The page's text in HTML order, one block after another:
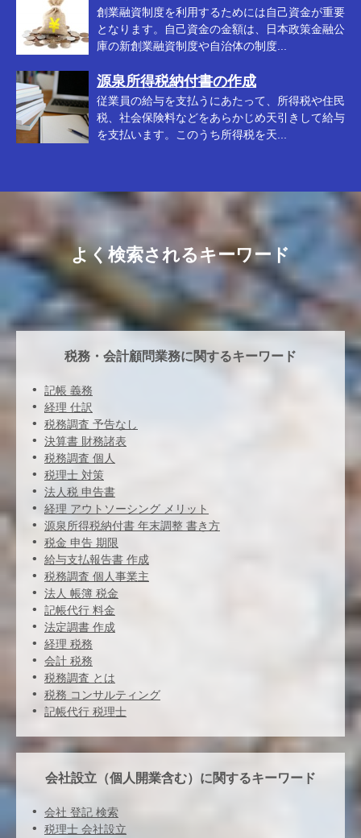
創業融資制度を利用するためには自己資金が重要
となります。自己資金の金額は、日本政策金融公
庫の新創業融資制度や自治体の制度...
源泉所得税納付書の作成
従業員の給与を支払うにあたって、所得税や住民
税、社会保険料などをあらかじめ天引きして給与
を支払います。このうち所得税を天...
よく検索されるキーワード
税務・会計顧問業務に関するキーワード
記帳 義務
経理 仕訳
税務調査 予告なし
決算書 財務諸表
税務調査 個人
税理士 対策
法人税 申告書
経理 アウトソーシング メリット
源泉所得税納付書 年末調整 書き方
税金 申告 期限
給与支払報告書 作成
税務調査 個人事業主
法人 帳簿 税金
記帳代行 料金
法定調書 作成
経理 税務
会計 税務
税務調査 とは
税務 コンサルティング
記帳代行 税理士
会社設立（個人開業含む）に関するキーワード
会社 登記 検索
税理士 会社設立